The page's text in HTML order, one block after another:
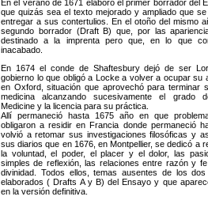
En el verano de 1671 elaboró el primer borrador del
que quizás sea el texto mejorado y ampliado que
entregar a sus contertulios. En el otoño del mismo
segundo borrador (Draft B) que, por las
destinado a la imprenta pero que, en lo que
inacabado.
En 1674 el conde de Shaftesbury dejó de ser
gobierno lo que obligó a Locke a volver a ocupar su
en Oxford, situación que aprovechó para terminar
medicina alcanzando sucesivamente el grado
Medicine y la licencia para su práctica.
Allí permaneció hasta 1675 año en que
obligaron a residir en Francia donde permaneció
volvió a retomar sus investigaciones filosóficas y
sus diarios que en 1676, en Montpellier, se dedicó a
la voluntad, el poder, el placer y el dolor, las
simples de reflexión, las relaciones entre razón y
divinidad. Todos ellos, temas ausentes de los
elaborados ( Drafts A y B) del Ensayo y que
en la versión definitiva.